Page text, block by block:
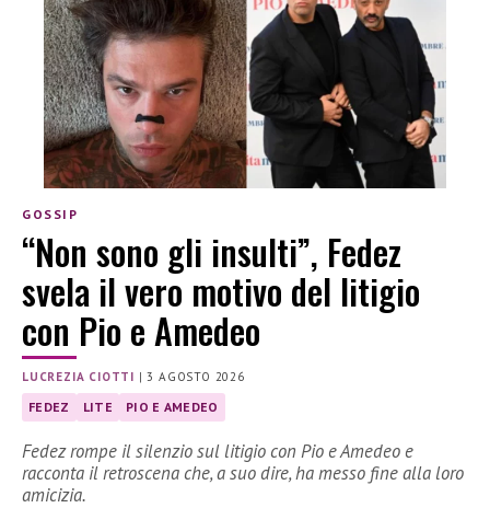
GOSSIP
“Non sono gli insulti”, Fedez
svela il vero motivo del litigio
con Pio e Amedeo
LUCREZIA CIOTTI |3 AGOSTO 2026
FEDEZ LITE PIO E AMEDEO
Fedez rompe il silenzio sul litigio con Pio e Amedeo e
racconta il retroscena che, a suo dire, ha messo fine alla loro
amicizia.